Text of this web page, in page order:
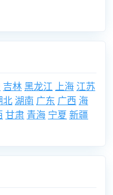
吉林黑龙江 上海 江苏
北湖南 广东 广西 海
甘肃 青海 宁夏 新疆